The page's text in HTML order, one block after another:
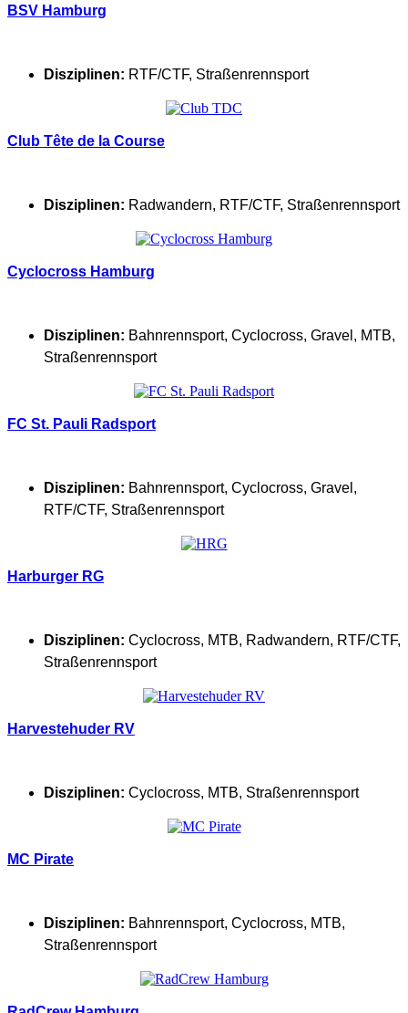
BSV Hamburg
Disziplinen: RTF/CTF, Straßenrennsport
Club Tête de la Course
Disziplinen: Radwandern, RTF/CTF, Straßenrennsport
Cyclocross Hamburg
Disziplinen: Bahnrennsport, Cyclocross, Gravel , MTB,
Straßenrennsport
FC St. Pauli Radsport
Disziplinen: Bahnrennsport, Cyclocross, Gravel ,
RTF/CTF, Straßenrennsport
Harburger RG
Disziplinen: Cyclocross, MTB, Radwandern, RTF/CTF,
Straßenrennsport
Harvestehuder RV
Disziplinen: Cyclocross, MTB, Straßenrennsport
MC Pirate
Disziplinen: Bahnrennsport, Cyclocross, MTB,
Straßenrennsport